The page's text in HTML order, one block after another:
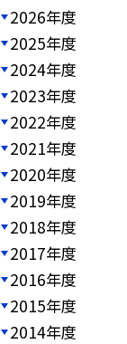
2026年度
2025年度
2024年度
2023年度
2022年度
2021年度
2020年度
2019年度
2018年度
2017年度
2016年度
2015年度
2014年度